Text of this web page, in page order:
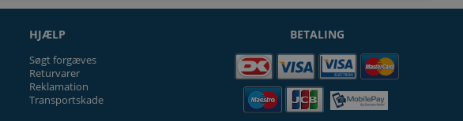
HJÆLP
Søgt forgæves
Returvarer
Reklamation
Transportskade
BETALING